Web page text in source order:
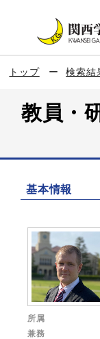
トップ 検索結
教員・
基本情報
所属
兼務